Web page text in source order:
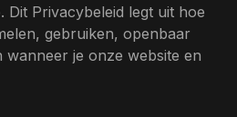
Dit Privacybeleid legt uit hoe
gebruiken, openbaar
wanneer je onze website en